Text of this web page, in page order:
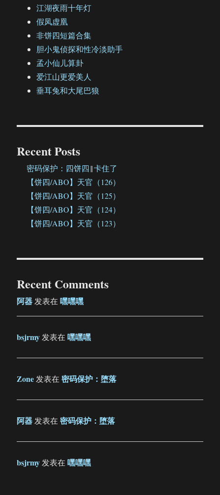
江湖夜雨十年灯
假凤虚凰
非饼四短篇合集
胆小鬼侦探和性冷淡助手
孟小仙儿算卦
爱江山更爱美人
垂耳兔和大尾巴狼
Recent Posts
密码保护：四饼四‖卡住了
【饼四/ABO】天官（126）
【饼四/ABO】天官（125）
【饼四/ABO】天官（124）
【饼四/ABO】天官（123）
Recent Comments
阿器发表在嘿嘿嘿
bsjrmy发表在嘿嘿嘿
Zone发表在密码保护：堕落
阿器发表在密码保护：堕落
bsjrmy发表在嘿嘿嘿